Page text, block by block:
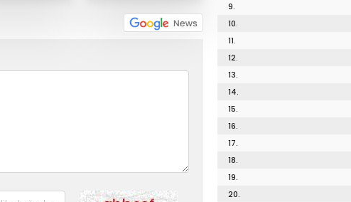
9.
10.
11.
12.
13.
14.
15.
16.
17.
18.
19.
20.